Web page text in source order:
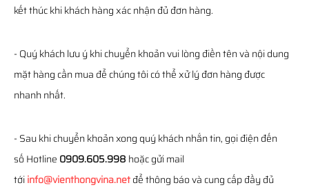
kết thúc khi khách hàng xác nhận đủ đơn hàng.
- Quý khách lưu ý khi chuyển khoản vui lòng điền tên và nội dung
mặt hàng cần mua để chúng tôi có thể xử lý đơn hàng được
nhanh nhất.
- Sau khi chuyển khoản xong quý khách nhắn tin, gọi điện đến
số Hotline 0909.605.998 hoặc gửi mail
tớiinfo@vienthongvina.netđể thông báo và cung cấp đầy đủ